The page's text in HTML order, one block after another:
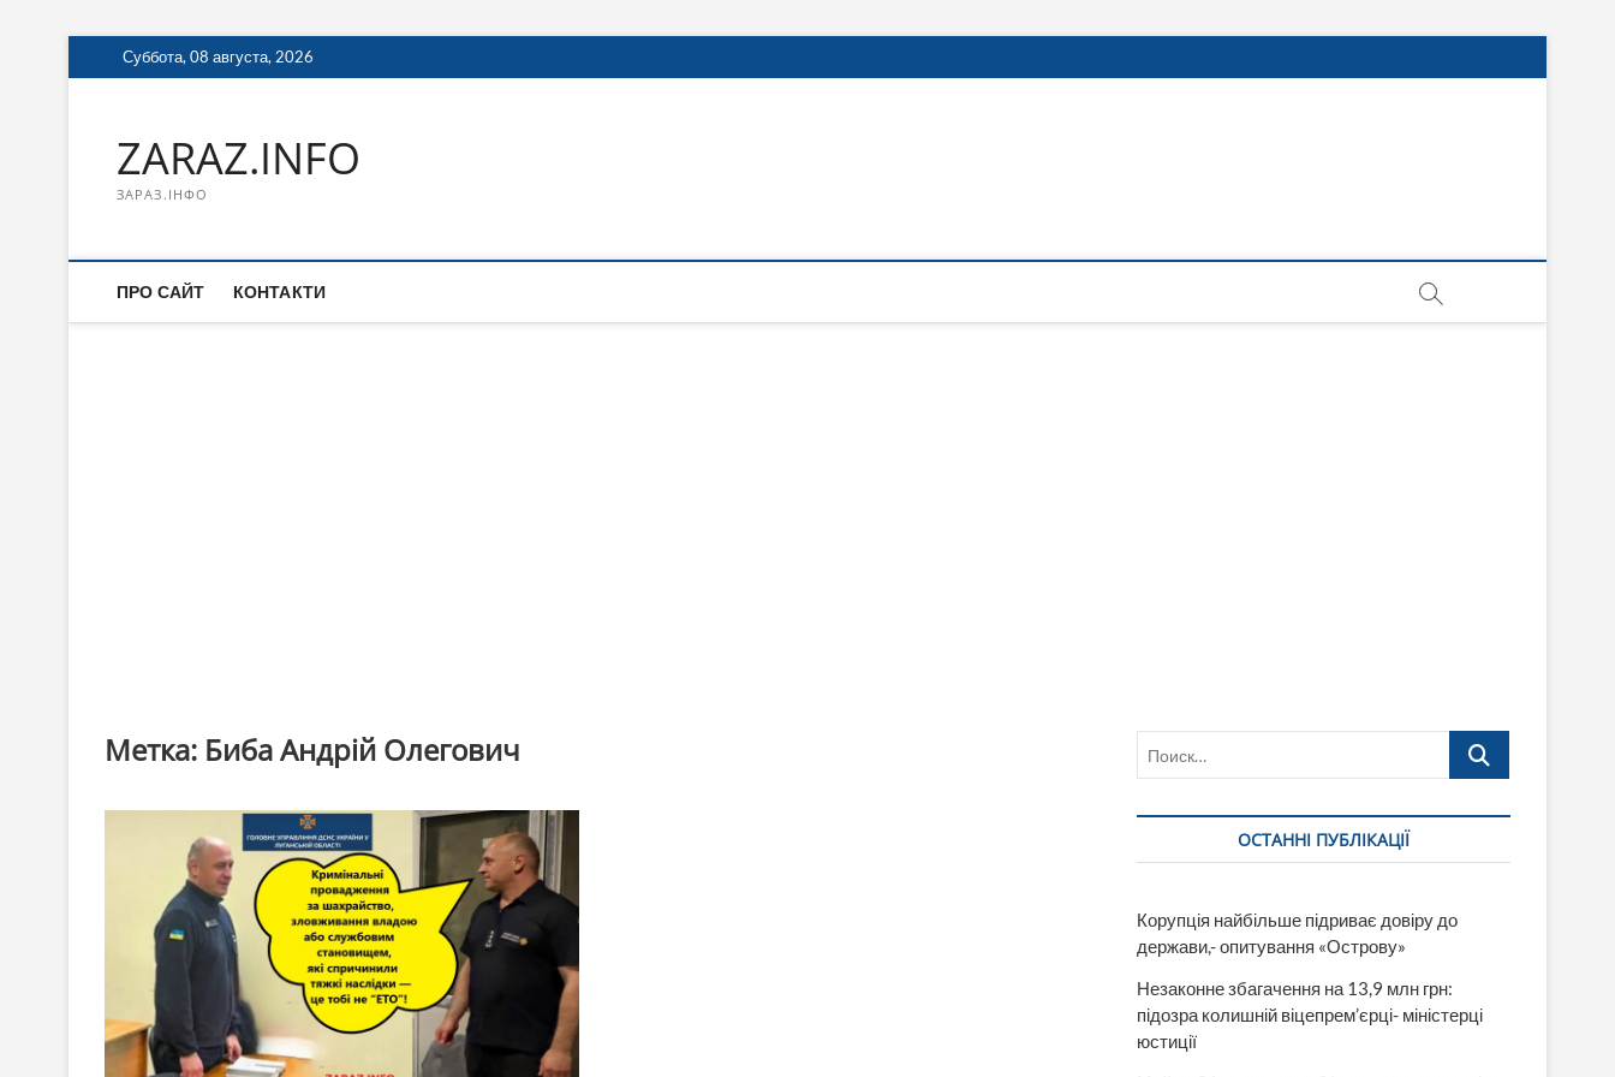
Перейти
к
Суббота, 08 августа, 2026
ZARAZ.INFO
ЗАРАЗ.ІНФО
ПРО САЙТ КОНТАКТИ
Метка: Биба Андрій Олегович Поиск…
ОСТАННІ ПУБЛІКАЦІЇ
Корупція найбільше підриває довіру до
держави,- опитування «Острову»
Незаконне збагачення на 13,9 млн грн:
підозра колишній віцепрем’єрці- міністерці
юстиції